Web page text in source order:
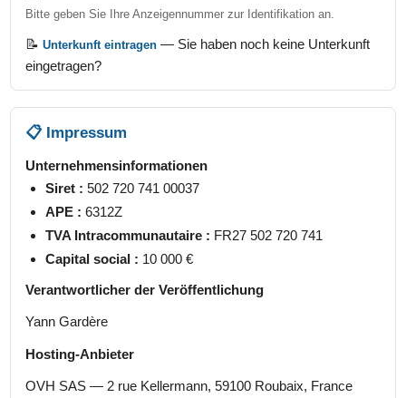
Bitte geben Sie Ihre Anzeigennummer zur Identifikation an.
📝Unterkunft eintragen — Sie haben noch keine Unterkunft
eingetragen?
📋 Impressum
Unternehmensinformationen
Siret : 502 720 741 00037
APE : 6312Z
TVA Intracommunautaire : FR27 502 720 741
Capital social : 10 000 €
Verantwortlicher der Veröffentlichung
Yann Gardère
Hosting-Anbieter
OVH SAS — 2 rue Kellermann, 59100 Roubaix, France